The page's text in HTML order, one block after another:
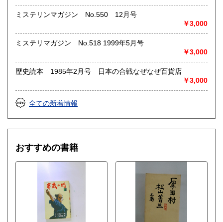
ミステリンマガジン No.550 12月号
￥3,000
ミステリマガジン No.518 1999年5月号
￥3,000
歴史読本 1985年2月号 日本の合戦なぜなぜ百貨店
￥3,000
全ての新着情報
おすすめの書籍